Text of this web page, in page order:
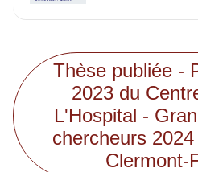
Thèse publiée -
2023 du
L'Hospital -
chercheurs
Clermont-